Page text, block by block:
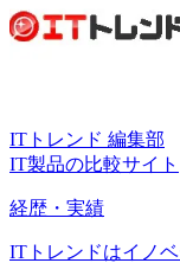
ITトレンド 編集部
IT製品の比較サイト
経歴・実績
ITトレンドはイノ